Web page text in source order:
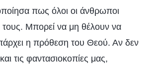
πως όλοι οι άνθρωποι
τους. Μπορεί να μη θέλουν να
η πρόθεση του Θεού. Αν δεν
τις φαντασιοκοπίες μας,